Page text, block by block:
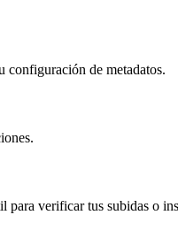
de metadatos.
verificar tus subidas o